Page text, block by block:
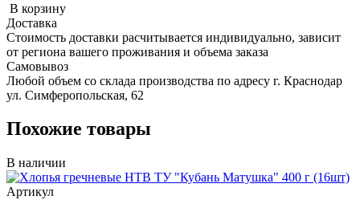
В корзину
Доставка
Стоимость доставки расчитывается индивидуально, зависит
от региона вашего проживания и объема заказа
Самовывоз
Любой объем со склада производства по адресу г. Краснодар
ул. Симферопольская, 62
Похожие товары
В наличии
Артикул